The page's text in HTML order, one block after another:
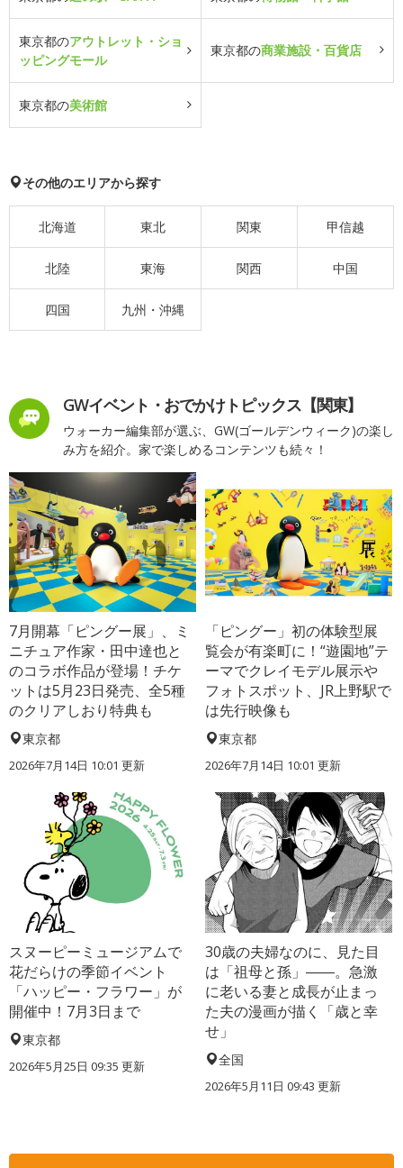
東京都のアウトレット・ショ
ッピングモール
東京都の商業施設・百貨店
東京都の美術館
その他のエリアから探す
北海道 東北 関東 甲信越
北陸 東海 関西 中国
四国 九州・沖縄
GWイベント・おでかけトピックス【関東】
ウォーカー編集部が選ぶ、GW(ゴールデンウィーク)の楽し
み方を紹介。家で楽しめるコンテンツも続々！
7月開幕「ピングー展」、ミ
ニチュア作家・田中達也と
のコラボ作品が登場！チケ
ットは5月23日発売、全5種
のクリアしおり特典も
東京都
2026年7月14日 10:01 更新
「ピングー」初の体験型展
覧会が有楽町に！“遊園地”テ
ーマでクレイモデル展示や
フォトスポット、JR上野駅で
は先行映像も
東京都
2026年7月14日 10:01 更新
スヌーピーミュージアムで
花だらけの季節イベント
「ハッピー・フラワー」が
開催中！7月3日まで
東京都
2026年5月25日 09:35 更新
30歳の夫婦なのに、見た目
は「祖母と孫」――。急激
に老いる妻と成長が止まっ
た夫の漫画が描く「歳と幸
せ」
全国
2026年5月11日 09:43 更新